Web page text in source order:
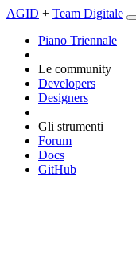
AGID + Team Digitale
Piano Triennale
Le community
Developers
Designers
Gli strumenti
Forum
Docs
GitHub